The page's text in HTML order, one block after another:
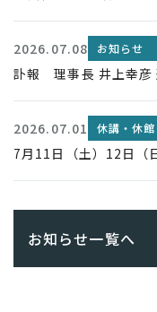
2026.07.08 お知らせ
訃報 理事長 井上幸彦
2026.07.01 休講・休館
7月11日（土）12日（
お知らせ一覧へ